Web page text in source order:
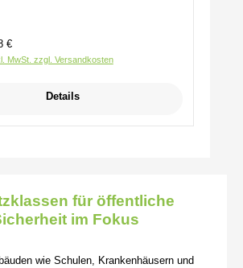
€
MwSt. zzgl. Versandkosten
Details
für öffentliche
im Fokus
wie Schulen, Krankenhäusern und